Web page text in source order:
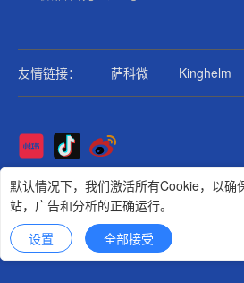
友情链接： 萨科微 Kinghelm
Copyright@2025版权所有
金航标
技术支持: 集群科技
设置 全部接受
默认情况下，我们激活所有Cookie，以确
站，广告和分析的正确运行。